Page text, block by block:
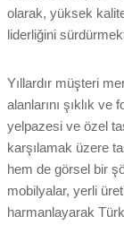
olarak, yüksek
liderliğini
Yıllardır müşteri
alanlarını şıklık
yelpazesi ve özel
karşılamak üzere
hem de görsel bir
mobilyalar, yerli
harmanlayarak